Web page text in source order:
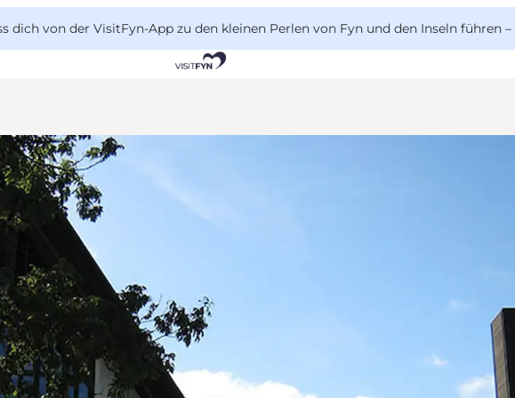
dich von der VisitFyn-App zu den kleinen Perlen von Fyn und den Inseln führen –